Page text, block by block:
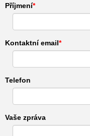
Příjmení
Kontaktní email
Telefon
Vaše zpráva